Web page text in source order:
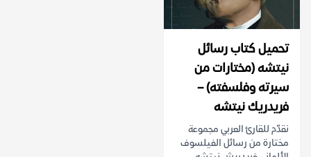
تحميل كتاب رسائل
نيتشه (مختارات من
سيرته وفلسفته) –
فريدريك نيتشه
نقدّم للقارئ العربي مجموعة
مختارة من رسائل الفيلسوف